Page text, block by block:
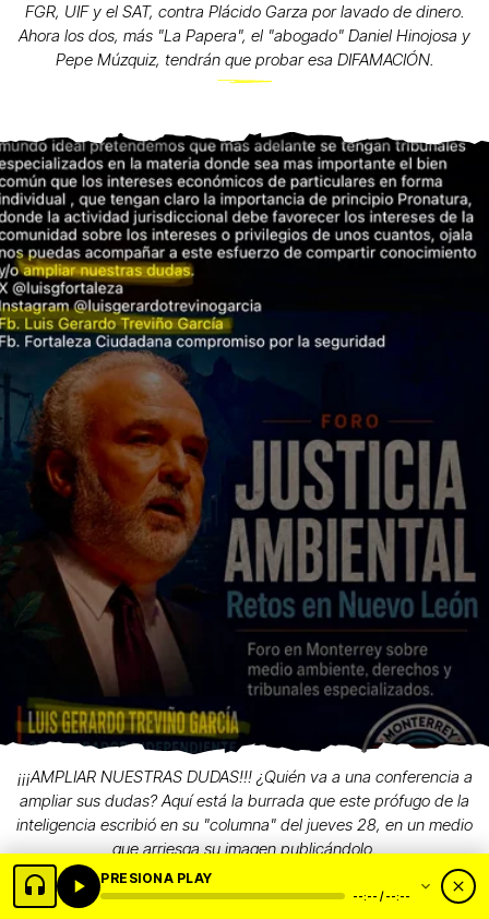
FGR, UIF y el SAT, contra Plácido Garza por lavado de dinero.
Ahora los dos, más "La Papera", el "abogado" Daniel Hinojosa y
Pepe Múzquiz, tendrán que probar esa DIFAMACIÓN.
¡¡¡AMPLIAR NUESTRAS DUDAS!!! ¿Quién va a una conferencia a
ampliar sus dudas? Aquí está la burrada que este prófugo de la
inteligencia escribió en su "columna" del jueves 28, en un medio
que arriesga su imagen publicándolo.
PRESIONA PLAY
--:-- / --:--